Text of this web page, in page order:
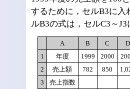
するために，セルB3に
ルB3の式は，セルC3～
A B C
D
1
年度 1999 2000
2
売上額 782 850
3
売上指数